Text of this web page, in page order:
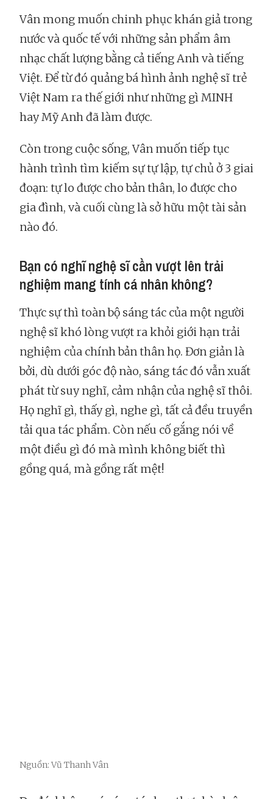
Vân mong muốn chinh phục khán giả trong
nước và quốc tế với những sản phẩm âm
nhạc chất lượng bằng cả tiếng Anh và tiếng
Việt. Để từ đó quảng bá hình ảnh nghệ sĩ trẻ
Việt Nam ra thế giới như những gì MINH
hay Mỹ Anh đã làm được.
Còn trong cuộc sống, Vân muốn tiếp tục
hành trình tìm kiếm sự tự lập, tự chủ ở 3 giai
đoạn: tự lo được cho bản thân, lo được cho
gia đình, và cuối cùng là sở hữu một tài sản
nào đó.
Bạn có nghĩ nghệ sĩ cần vượt lên trải
nghiệm mang tính cá nhân không?
Thực sự thì toàn bộ sáng tác của một người
nghệ sĩ khó lòng vượt ra khỏi giới hạn trải
nghiệm của chính bản thân họ. Đơn giản là
bởi, dù dưới góc độ nào, sáng tác đó vẫn xuất
phát từ suy nghĩ, cảm nhận của nghệ sĩ thôi.
Họ nghĩ gì, thấy gì, nghe gì, tất cả đều truyền
tải qua tác phẩm. Còn nếu cố gắng nói về
một điều gì đó mà mình không biết thì
gồng quá, mà gồng rất mệt!
Nguồn: Vũ Thanh Vân